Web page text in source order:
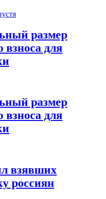
размер
взноса для
размер
взноса для
взявших
россиян